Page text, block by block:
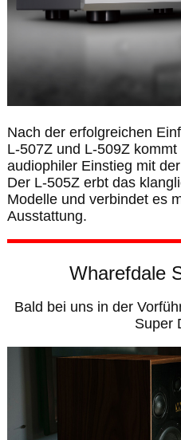
Nach der erfolgreichen
L-507Z und L-509Z
audiophiler Einstieg mit
Der L-505Z erbt das
Modelle und verbindet es
Ausstattung.
Wharefdale
Bald bei uns in der
Super